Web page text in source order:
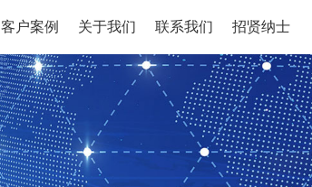
客户案例 关于我们 联系我们 招贤纳士